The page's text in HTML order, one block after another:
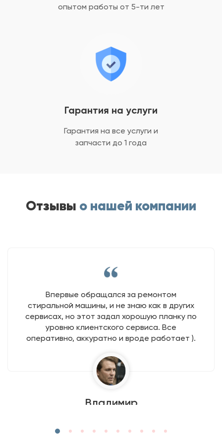
Гарантия на услуги
Гарантия на все услуги и
запчасти до 1 года
опытом работы от 5-ти лет
Отзывы о нашей компании
Впервые обращался за ремонтом
стиральной машины, и не знаю как в других
сервисах, но этот задал хорошую планку по
уровню клиентского сервиса. Все
оперативно, аккуратно и вроде работает ).
Владимир